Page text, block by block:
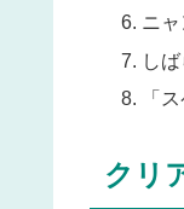
ニ
し
「
クリ